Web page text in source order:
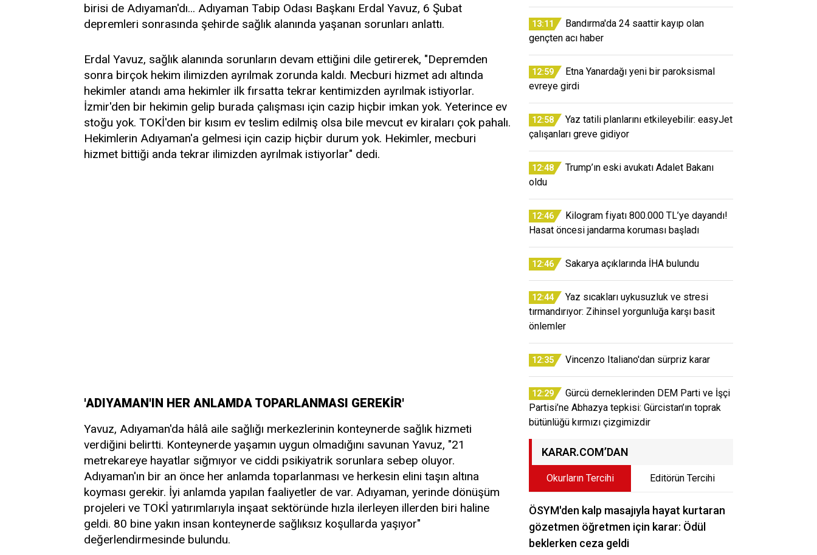
birisi de Adıyaman'dı... Adıyaman Tabip Odası Başkanı Erdal Yavuz, 6 Şubat
depremleri sonrasında şehirde sağlık alanında yaşanan sorunları anlattı.
Erdal Yavuz, sağlık alanında sorunların devam ettiğini dile getirerek, "Depremden
sonra birçok hekim ilimizden ayrılmak zorunda kaldı. Mecburi hizmet adı altında
hekimler atandı ama hekimler ilk fırsatta tekrar kentimizden ayrılmak istiyorlar.
İzmir'den bir hekimin gelip burada çalışması için cazip hiçbir imkan yok. Yeterince ev
stoğu yok. TOKİ'den bir kısım ev teslim edilmiş olsa bile mevcut ev kiraları çok pahalı.
Hekimlerin Adıyaman'a gelmesi için cazip hiçbir durum yok. Hekimler, mecburi
hizmet bittiği anda tekrar ilimizden ayrılmak istiyorlar" dedi.
'ADIYAMAN'IN HER ANLAMDA TOPARLANMASI GEREKİR'
Yavuz, Adıyaman'da hâlâ aile sağlığı merkezlerinin konteynerde sağlık hizmeti
verdiğini belirtti. Konteynerde yaşamın uygun olmadığını savunan Yavuz, "21
metrekareye hayatlar sığmıyor ve ciddi psikiyatrik sorunlara sebep oluyor.
Adıyaman'ın bir an önce her anlamda toparlanması ve herkesin elini taşın altına
koyması gerekir. İyi anlamda yapılan faaliyetler de var. Adıyaman, yerinde dönüşüm
projeleri ve TOKİ yatırımlarıyla inşaat sektöründe hızla ilerleyen illerden biri haline
geldi. 80 bine yakın insan konteynerde sağlıksız koşullarda yaşıyor"
değerlendirmesinde bulundu.
13:11
Bandırma'da 24 saattir kayıp olan
gençten acı haber
12:59
Etna Yanardağı yeni bir paroksismal
evreye girdi
12:58
Yaz tatili planlarını etkileyebilir: easyJet
çalışanları greve gidiyor
12:48
Trump’ın eski avukatı Adalet Bakanı
oldu
12:46
Kilogram fiyatı 800.000 TL’ye dayandı!
Hasat öncesi jandarma koruması başladı
12:46 Sakarya açıklarında İHA bulundu
12:44
Yaz sıcakları uykusuzluk ve stresi
tırmandırıyor: Zihinsel yorgunluğa karşı basit
önlemler
12:35 Vincenzo Italiano'dan sürpriz karar
12:29
Gürcü derneklerinden DEM Parti ve İşçi
Partisi’ne Abhazya tepkisi: Gürcistan’ın toprak
bütünlüğü kırmızı çizgimizdir
KARAR.COM’DAN
Okurların Tercihi Editörün Tercihi
ÖSYM'den kalp masajıyla hayat kurtaran
gözetmen öğretmen için karar: Ödül
beklerken ceza geldi